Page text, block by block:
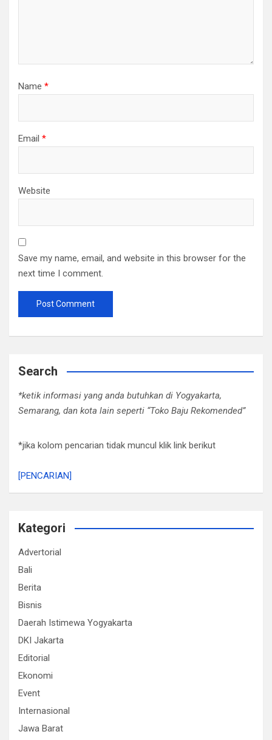
Name *
Email *
Website
Save my name, email, and website in this browser for the
next time I comment.
Search
*ketik informasi yang anda butuhkan di Yogyakarta,
Semarang, dan kota lain seperti “Toko Baju Rekomended”
*jika kolom pencarian tidak muncul klik link berikut
[PENCARIAN]
Kategori
Advertorial
Bali
Berita
Bisnis
Daerah Istimewa Yogyakarta
DKI Jakarta
Editorial
Ekonomi
Event
Internasional
Jawa Barat